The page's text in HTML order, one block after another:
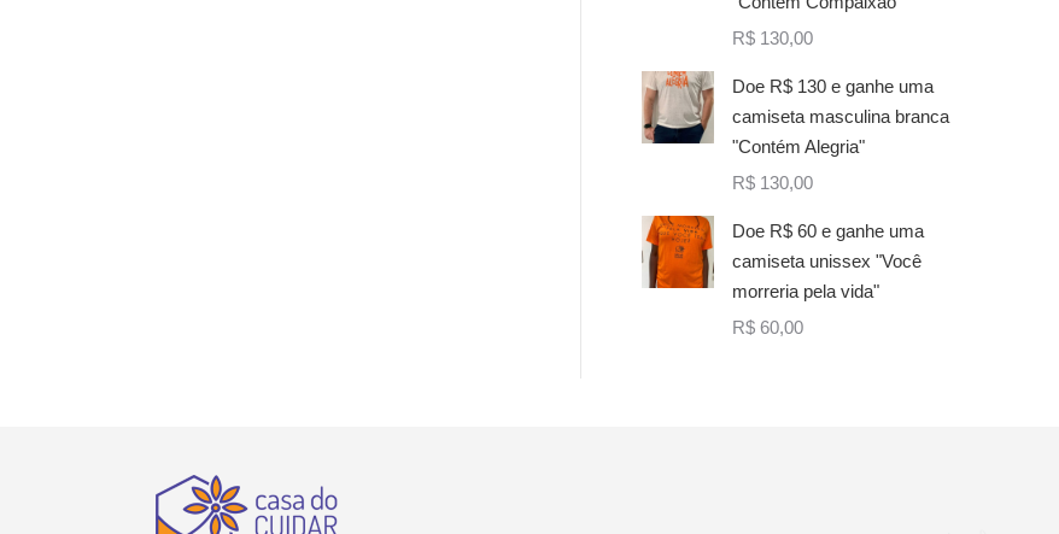
R$ 130,00
Doe R$ 130 e ganhe uma
camiseta masculina branca
"Contém Alegria"
R$ 130,00
Doe R$ 60 e ganhe uma
camiseta unissex "Você
morreria pela vida"
R$ 60,00